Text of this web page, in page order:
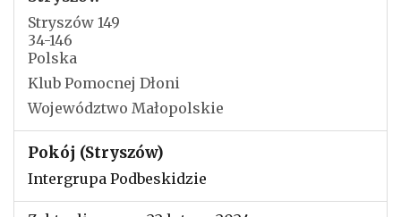
Stryszów 149
34-146
Polska
Klub Pomocnej Dłoni
Województwo Małopolskie
Pokój (Stryszów)
Intergrupa Podbeskidzie